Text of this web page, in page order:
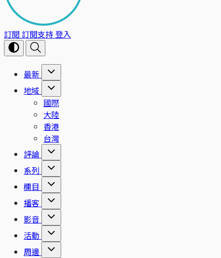
訂閱 訂閱支持登入
最新
地域
國際
大陸
香港
台灣
評論
系列
欄目
播客
影音
活動
周邊